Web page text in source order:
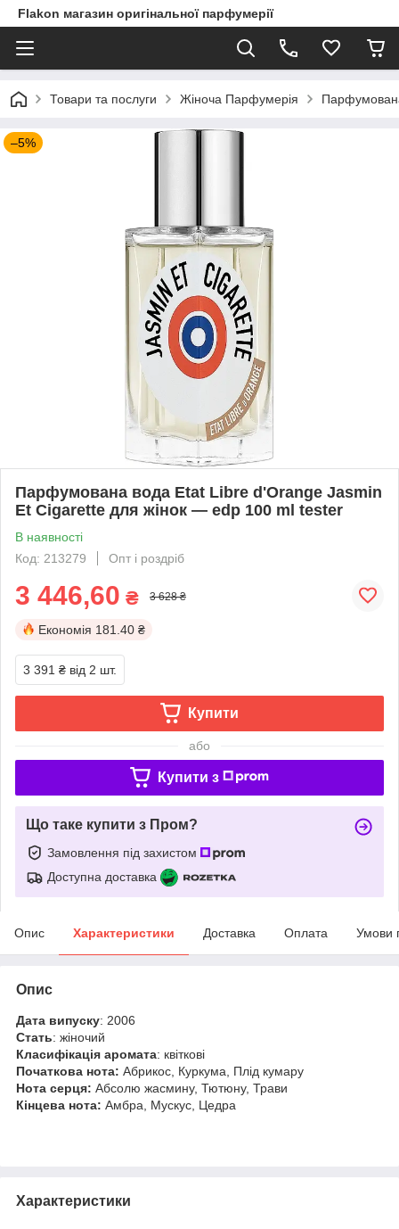
Flakon магазин оригінальної парфумерії
Товари та послуги Жіноча Парфумерія
–5%
Парфумована вода Etat Libre d'Orange Jasmin
Et Cigarette для жінок — edp 100 ml tester
В наявності
Код: 213279
Опт і роздріб
3 446,60 ₴ 3 628 ₴
Економія 181.40 ₴
3 391 ₴ від 2 шт.
Купити
або
Купити з
Що таке купити з Пром?
Замовлення під захистом
Доступна доставка
Опис Характеристики Доставка Оплата Умови
Опис
Дата випуску: 2006
Стать: жіночий
Класифікація аромата: квіткові
Початкова нота: Абрикос, Куркума, Плід кумару
Нота серця: Абсолю жасмину, Тютюну, Трави
Кінцева нота: Амбра, Мускус, Цедра
Характеристики